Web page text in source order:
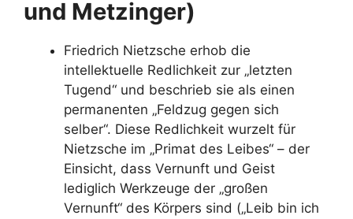
und Metzinger)
Friedrich Nietzsche erhob die
intellektuelle Redlichkeit zur „letzten
Tugend“ und beschrieb sie als einen
permanenten „Feldzug gegen sich
selber“. Diese Redlichkeit wurzelt für
Nietzsche im „Primat des Leibes“ – der
Einsicht, dass Vernunft und Geist
lediglich Werkzeuge der „großen
Vernunft“ des Körpers sind („Leib bin ich